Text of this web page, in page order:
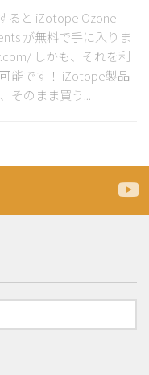
ると iZotope Ozone
が無料で手に入りま
しかも、それを利
能です！ iZotope製品
そのまま買う...